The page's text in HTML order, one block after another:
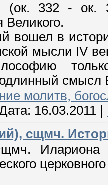
(ок. 332 - ок.
Великого.
вошел в
мысли IV
смысл
молитв,
Дата: 16.03.2011 |
сщмч.
Илариона